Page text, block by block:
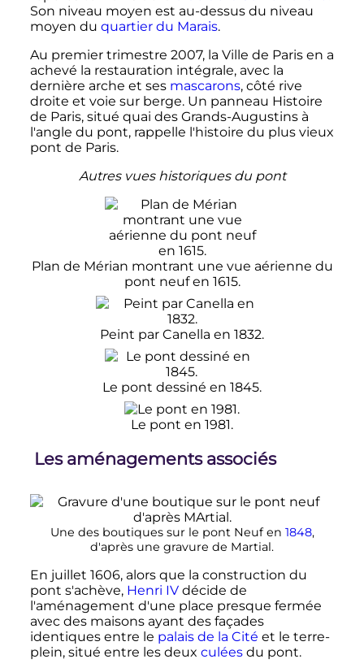
Son niveau moyen est au-dessus du niveau
moyen du quartier du Marais.
Au premier trimestre 2007, la Ville de Paris en a
achevé la restauration intégrale, avec la
dernière arche et ses mascarons, côté rive
droite et voie sur berge. Un panneau Histoire
de Paris, situé quai des Grands-Augustins à
l'angle du pont, rappelle l'histoire du plus vieux
pont de Paris.
Autres vues historiques du pont
Plan de Mérian montrant une vue aérienne du
pont neuf en 1615.
Peint par Canella en 1832.
Le pont dessiné en 1845.
Le pont en 1981.
Les aménagements associés
Une des boutiques sur le pont Neuf en 1848,
d'après une gravure de Martial.
En juillet 1606, alors que la construction du
pont s'achève, Henri IVdécide de
l'aménagement d'une place presque fermée
avec des maisons ayant des façades
identiques entre le palais de la Cité et le terre-
plein, situé entre les deux culéesdu pont.